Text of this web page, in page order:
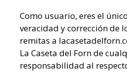
Como usuario, eres el
veracidad y corrección de
remitas a
La Caseta del Forn de
responsabilidad al